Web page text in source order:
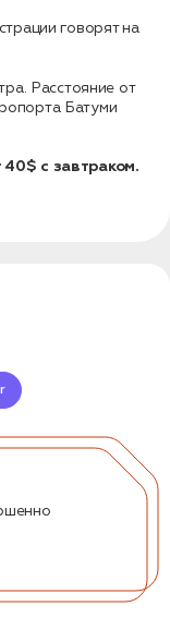
говорят на
Расстояние от
Батуми
с завтраком.